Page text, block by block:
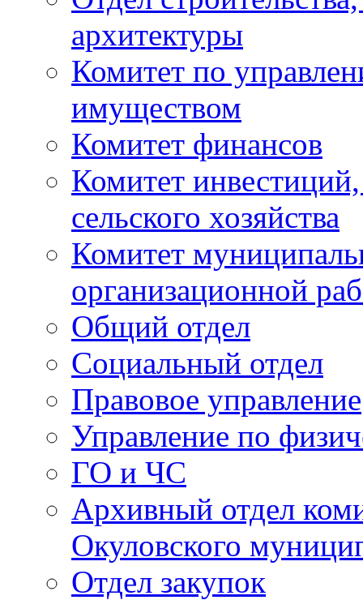
архитектуры
Комитет по
имуществом
Комитет финансов
Комитет
сельского хозяйства
Комитет
организационной
Общий отдел
Социальный отдел
Правовое управление
Управление по
ГО и ЧС
Архивный отдел
Окуловского
Отдел закупок